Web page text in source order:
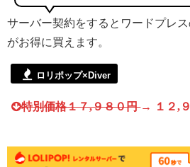
サーバー契約をするとワードプレス
がお得に買えます。
ロリポップ×Diver
特別価格１７,９８０円→ １２,